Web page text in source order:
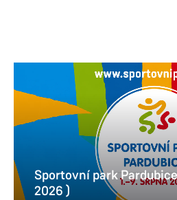
Sportovní park
2026 )